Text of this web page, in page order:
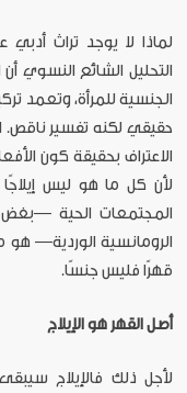
لماذا لا يوجد تراث أدبي
التحليل الشائع النسوي
الجنسية للمرأة، وتعمد
حقيقي لكنه تفسير ناقص.
الاعتراف بحقيقة كون
لأن كل ما هو ليس
المجتمعات الحية —بغض
الرومانسية الوردية— هو
قهرًا فليس جنسًا.
أصل القهر هو الإيلاج
لأجل ذلك فالإيلاج